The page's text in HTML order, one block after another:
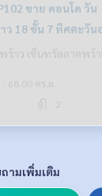
ขาย คอนโด วัน
ว 18 ชั้น 7 ทิศตะวัน
2นอน 2น้ำ 5.6ล้าน
ร้าว เซ็นทรัลลาดพร้
68.00 ตร.ม.
ามเพิ่มเติม